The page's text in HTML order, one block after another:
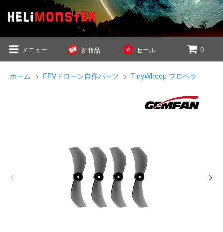
メニュー 新商品 セール 0
ホーム > FPVドローン自作パーツ > TinyWhoop プロペラ